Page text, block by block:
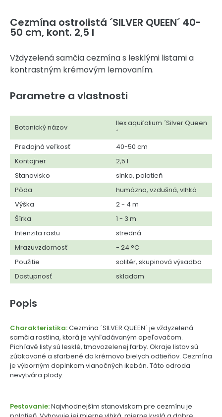
Cezmína ostrolistá ´SILVER QUEEN´ 40-
50 cm, kont. 2,5 l
Vždyzelená samčia cezmína s lesklými listami a
kontrastným krémovým lemovaním.
Parametre a vlastnosti
Botanický názov
Ilex aquifolium ´Silver Queen
´
Predajná veľkosť
40-50 cm
Kontajner
2,5 l
Stanovisko
slnko, polotieň
Pôda
humózna, vzdušná, vlhká
Výška
2 - 4 m
Šírka
1 - 3 m
Intenzita rastu
stredná
Mrazuvzdornosť
- 24 °C
Použitie
solitér, skupinová výsadba
Dostupnosť
skladom
Popis
Charakteristika:Cezmína ´SILVER QUEEN´ je vždyzelená
samčia rastlina, ktorá je vyhľadávaným opeľovačom.
Pichľavé listy sú lesklé, tmavozelenej farby. Okraje listov sú
zúbkované a sfarbené do krémovo bielych odtieňov. Cezmína
je výborným doplnkom vianočných ikebán. Táto odroda
nevytvára plody.
Pestovanie:Najvhodnejším stanoviskom pre cezmínu je